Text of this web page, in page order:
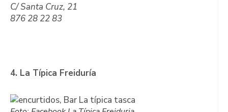
C/ Santa Cruz, 21
876 28 22 83
4. La Típica Freiduría